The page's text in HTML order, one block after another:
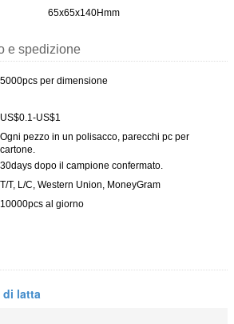
65x65x140Hmm
e spedizione
5000pcs per dimensione
US$0.1-US$1
Ogni pezzo in un polisacco, parecchi pc per
cartone.
30days dopo il campione confermato.
T/T, L/C, Western Union, MoneyGram
10000pcs al giorno
latta